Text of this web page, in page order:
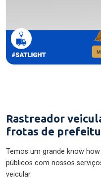
Rastreador
frotas de
Temos um grande know
públicos com nossos
veicular.